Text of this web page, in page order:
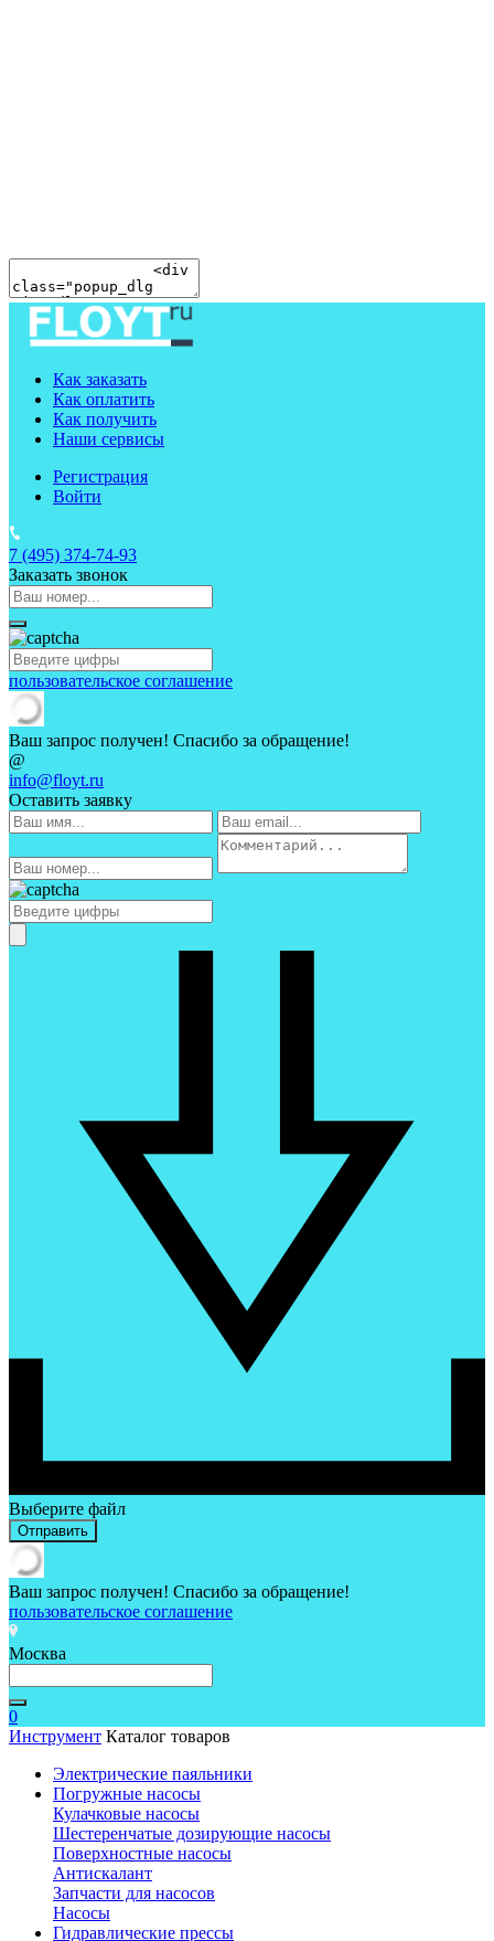
Как заказать
Как оплатить
Как получить
Наши сервисы
Регистрация
Войти
7 (495) 374-74-93
Заказать звонок
пользовательское соглашение
Ваш запрос получен! Спасибо за обращение!
@
info@floyt.ru
Оставить заявку
Выберите файл
Отправить
Ваш запрос получен! Спасибо за обращение!
пользовательское соглашение
Москва
0
Инструмент Каталог товаров
Электрические паяльники
Погружные насосы
Кулачковые насосы
Шестеренчатые дозирующие насосы
Поверхностные насосы
Антискалант
Запчасти для насосов
Насосы
Гидравлические прессы